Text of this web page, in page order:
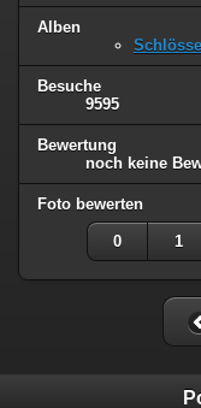
Alben
Besuche
9595
Bewertung
noch keine
Foto bewerten
0 1